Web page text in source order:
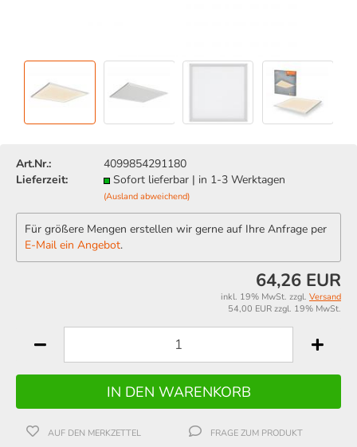
Art.Nr.:
4099854291180
Lieferzeit:
Sofort lieferbar | in 1-3 Werktagen
(Ausland abweichend)
Für größere Mengen erstellen wir gerne auf Ihre Anfrage per
E-Mail ein Angebot.
64,26 EUR
inkl. 19% MwSt. zzgl. Versand
54,00 EUR zzgl. 19% MwSt.
AUF DEN MERKZETTEL FRAGE ZUM PRODUKT